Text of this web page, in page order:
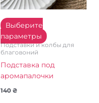
Выберите
параметры
выбрать
товара.
Подставки и колбы для
благовоний
Подставка под
аромапалочки
140 ₴